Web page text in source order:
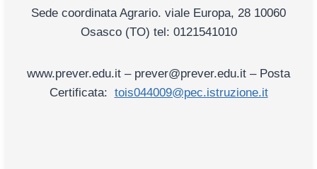
Sede coordinata Agrario. viale Europa, 28 10060
Osasco (TO) tel: 0121541010
www.prever.edu.it – prever@prever.edu.it – Posta
Certificata: tois044009@pec.istruzione.it